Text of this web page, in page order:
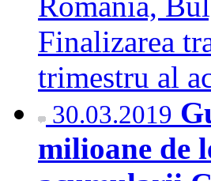
Finalizarea
trimestru al
30.03.2019
milioane de